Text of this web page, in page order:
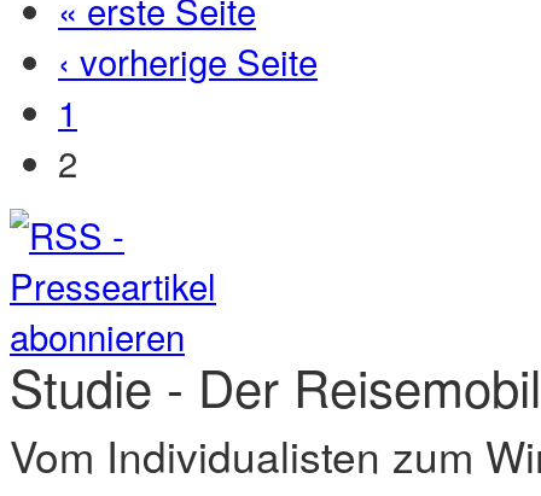
‹ vorherige Seite
1
2
Studie - Der
Vom Individualisten zum